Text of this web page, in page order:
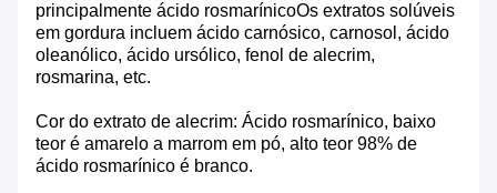
principalmente ácido rosmarínicoOs extratos solúveis
em gordura incluem ácido carnósico, carnosol, ácido
oleanólico, ácido ursólico, fenol de alecrim,
rosmarina, etc.
Cor do extrato de alecrim: Ácido rosmarínico, baixo
teor é amarelo a marrom em pó, alto teor 98% de
ácido rosmarínico é branco.